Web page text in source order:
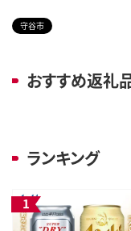
守谷市
おすすめ返礼
ランキング